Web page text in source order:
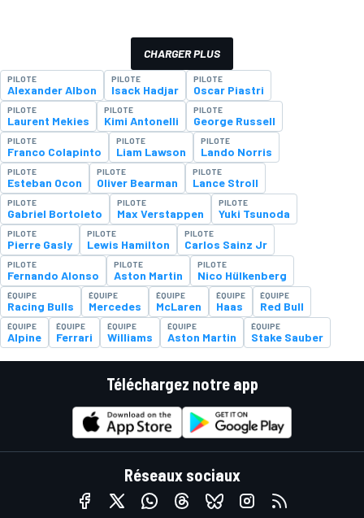
CHARGER PLUS
PILOTE
Alexander Albon
PILOTE
Isack Hadjar
PILOTE
Oscar Piastri
PILOTE
Laurent Mekies
PILOTE
Kimi Antonelli
PILOTE
George Russell
PILOTE
Franco Colapinto
PILOTE
Liam Lawson
PILOTE
Lando Norris
PILOTE
Esteban Ocon
PILOTE
Oliver Bearman
PILOTE
Lance Stroll
PILOTE
Gabriel Bortoleto
PILOTE
Max Verstappen
PILOTE
Yuki Tsunoda
PILOTE
Pierre Gasly
PILOTE
Lewis Hamilton
PILOTE
Carlos Sainz Jr
PILOTE
Fernando Alonso
PILOTE
Aston Martin
PILOTE
Nico Hülkenberg
ÉQUIPE
Racing Bulls
ÉQUIPE
Mercedes
ÉQUIPE
McLaren
ÉQUIPE
Haas
ÉQUIPE
Red Bull
ÉQUIPE
Alpine
ÉQUIPE
Ferrari
ÉQUIPE
Williams
ÉQUIPE
Aston Martin
ÉQUIPE
Stake Sauber
Téléchargez notre app
Réseaux sociaux